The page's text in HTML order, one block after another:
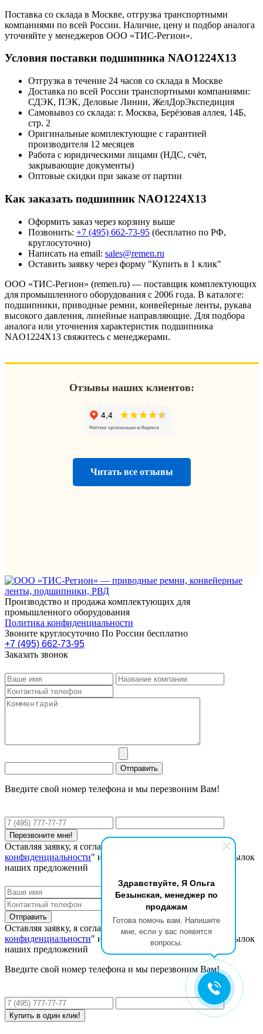
Здравствуйте, Я Ольга
Безынская, менеджер по
продажам
Готова помочь вам. Напишите
мне, если у вас появятся
вопросы.
Поставка со склада в Москве, отгрузка транспортными
компаниями по всей России. Наличие, цену и подбор аналога
уточняйте у менеджеров ООО «ТИС-Регион».
Условия поставки подшипника NAO1224X13
Отгрузка в течение 24 часов со склада в Москве
Доставка по всей России транспортными компаниями:
СДЭК, ПЭК, Деловые Линии, ЖелДорЭкспедиция
Самовывоз со склада: г. Москва, Берёзовая аллея, 14Б,
стр. 2
Оригинальные комплектующие с гарантией
производителя 12 месяцев
Работа с юридическими лицами (НДС, счёт,
закрывающие документы)
Оптовые скидки при заказе от партии
Как заказать подшипник NAO1224X13
Оформить заказ через корзину выше
Позвонить: +7 (495) 662-73-95 (бесплатно по РФ,
круглосуточно)
Написать на email: sales@remen.ru
Оставить заявку через форму "Купить в 1 клик"
ООО «ТИС-Регион» (remen.ru) — поставщик комплектующих
для промышленного оборудования с 2006 года. В каталоге:
подшипники, приводные ремни, конвейерные ленты, рукава
высокого давления, линейные направляющие. Для подбора
аналога или уточнения характеристик подшипника
NAO1224X13 свяжитесь с менеджерами.
Отзывы наших клиентов:
Читать все отзывы
Производство и продажа комплектующих для
промышленного оборудования
Политика конфиденциальности
Звоните круглосуточно По России бесплатно
+7 (495) 662-73-95
Заказать звонок
Введите свой номер телефона и мы перезвоним Вам!
Оставляя заявку, я соглашаюсь с "
конфиденциальности" и даю согласие на получение рассылок
наших предложений
Оставляя заявку, я соглашаюсь с "Политикой
конфиденциальности" и даю согласие на получение рассылок
наших предложений
Введите свой номер телефона и мы перезвоним Вам!